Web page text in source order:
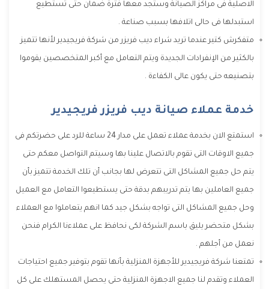
الاصلية فى مراكز الصيانة وستجد معها فترة ضمان حتى تستطيع
استبدلها فى حالى اتلافها بسبب صناعة .
متفكرش كتير عندما تريد شراء ديب فريزر من شركة فريجيدير لأنها تتميز
بالكثير من الإنفرادات الجديدة ويتم التعامل مع أكبر المتخصصين يقوموا
بتصنيعه حتى يكون عالى الكفاءة .
خدمة عملاء صيانة ديب فريزر فريجيدير
استمتع الان بخدمة عملاء تعمل على مدار 24 ساعة للرد على حضرتكم فى
جميع الاوقات التى تقوم بالاتصال علينا بها وسيتم التواصل معكم حتى
يتم حل جميع المشاكل التى تتعرض لها بجانب أن تلك الخدمة تتميز بأن
جميع العاملين بها يتم تدريبهم بدقة حتى يستطيعوا التعامل مع العميل
وحل جميع المشاكل التى تواجه بشكل جيد كما انهم يتعاملوا مع العملاء
بشكل متحضر يليق باسم الشركة لكى نحافظ على عملاءنا الكرام فنحن
نعمل من أجلهم .
تمتعنا شركة فريجيدير للأجهزة المنزلية بأنها تقوم بتوفير جميع احتياجات
العملاء وتقدم لنا جميع الاجهزة المنزلية حتى يحصل المستهلك على كل